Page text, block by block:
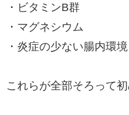
・ビタミンB群
・マグネシウム
・炎症の少ない腸内環境
これらが全部そろって